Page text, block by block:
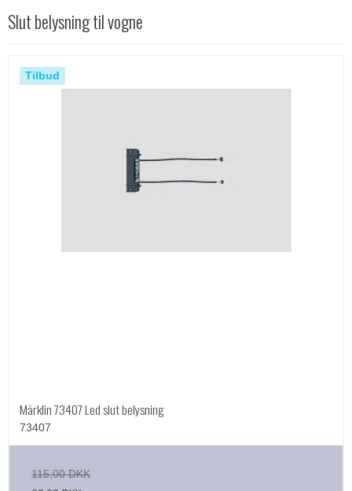
Slut belysning til vogne
Tilbud
Märklin 73407 Led slut belysning
73407
115,00 DKK